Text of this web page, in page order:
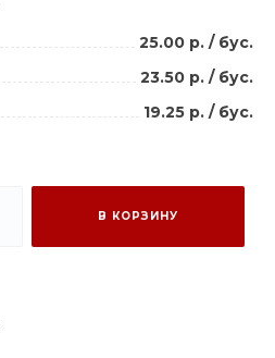
25.00 р. / бус.
23.50 р. / бус.
19.25 р. / бус.
В КОРЗИНУ